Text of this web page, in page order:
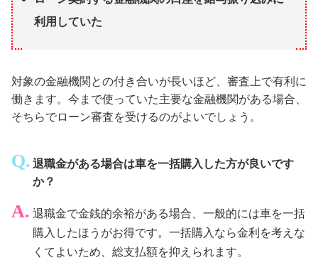
利用していた
対象の金融機関との付き合いが長いほど、審査上で有利に
働きます。今まで使っていた主要な金融機関がある場合、
そちらでローン審査を受けるのがよいでしょう。
退職金がある場合は車を一括購入した方が良いです
か？
退職金で金銭的余裕がある場合、一般的には車を一括
購入したほうがお得です。一括購入なら金利を考えな
くてよいため、総支払額を抑えられます。